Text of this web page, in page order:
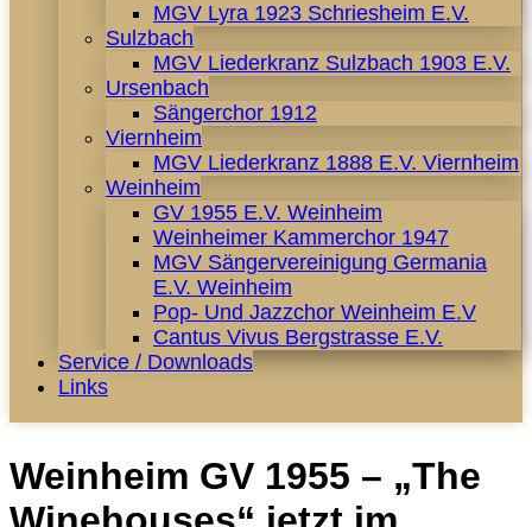
MGV Lyra 1923 Schriesheim E.V.
Sulzbach
MGV Liederkranz Sulzbach 1903 E.V.
Ursenbach
Sängerchor 1912
Viernheim
MGV Liederkranz 1888 E.V. Viernheim
Weinheim
GV 1955 E.V. Weinheim
Weinheimer Kammerchor 1947
MGV Sängervereinigung Germania
E.V. Weinheim
Pop- Und Jazzchor Weinheim E.V
Cantus Vivus Bergstrasse E.V.
Service / Downloads
Links
Weinheim GV 1955 – „The